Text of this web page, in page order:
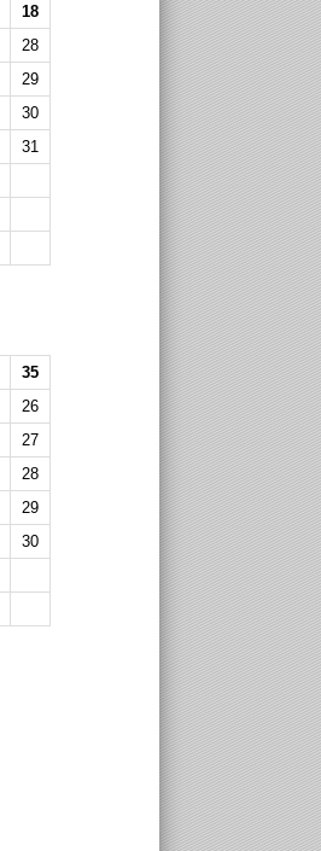
18
28
29
30
31
35
26
27
28
29
30